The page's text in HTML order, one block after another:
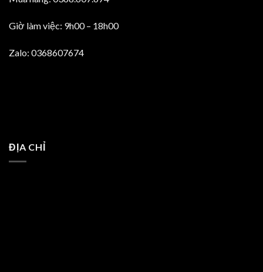
Giờ làm việc: 9h00 – 18h00
Zalo: 0368607674
ĐỊA CHỈ